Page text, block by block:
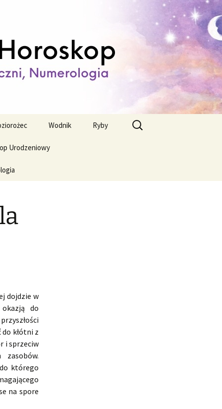
Wodnik Ryby
Urodzeniowy
Szukaj:
dojdzie w
do
kłótni z
i sprzeciw
którego
na spore